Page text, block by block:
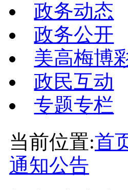
政务动态
政务公开
美高梅博
政民互动
专题专栏
当前位置:首
通知公告